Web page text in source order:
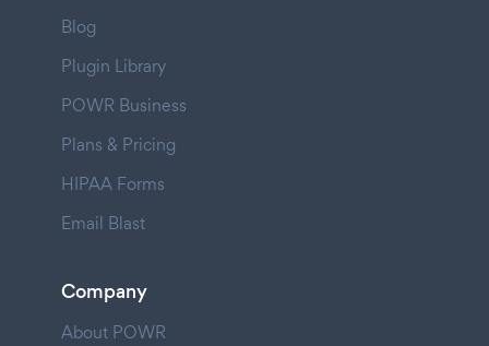
Blog
Plugin Library
POWR Business
Plans & Pricing
HIPAA Forms
Email Blast
Company
About POWR